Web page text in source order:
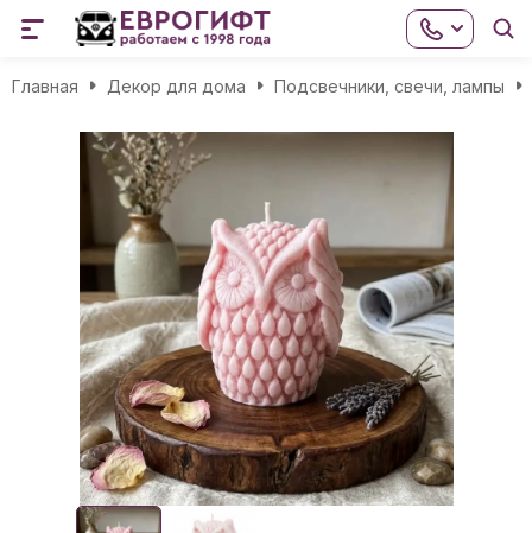
Главная Декор для дома Подсвечники, свечи, лампы